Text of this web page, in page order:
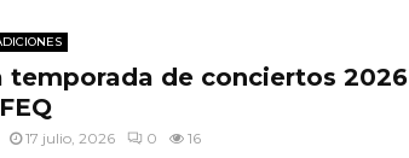
temporada de conciertos 2026
17 julio, 2026 0 16